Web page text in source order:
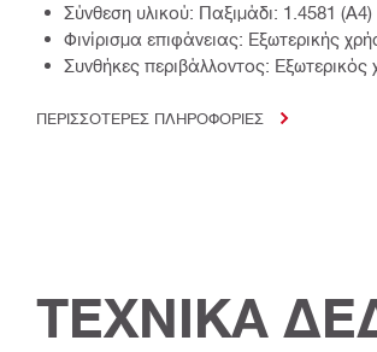
Σύνθεση υλικού: Παξιμάδι: 1.4581
Φινίρισμα επιφάνειας: Εξωτερικής
Συνθήκες περιβάλλοντος:
ΠΕΡΙΣΣΟΤΕΡΕΣ ΠΛΗΡΟΦΟΡΙΕΣ
ΤΕΧΝΙΚΑ